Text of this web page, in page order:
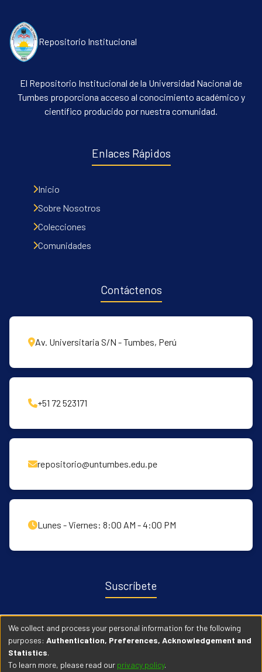
Repositorio Institucional
El Repositorio Institucional de la Universidad Nacional de
Tumbes proporciona acceso al conocimiento académico y
científico producido por nuestra comunidad.
Enlaces Rápidos
Inicio
Sobre Nosotros
Colecciones
Comunidades
Contáctenos
Av. Universitaria S/N - Tumbes, Perú
+51 72 523171
repositorio@untumbes.edu.pe
Lunes - Viernes: 8:00 AM - 4:00 PM
Suscríbete
Recibe notificaciones sobre nuevas publicaciones y eventos
relacionados con el repositorio. ingresa Aqui →
We collect and process your personal information for the following
purposes: Authentication, Preferences, Acknowledgement and
Statistics.
To learn more, please read our privacy policy.